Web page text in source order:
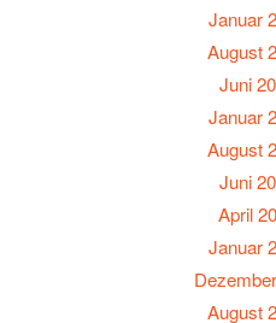
Januar
August
Juni
Januar
August
Juni
April
Januar
August